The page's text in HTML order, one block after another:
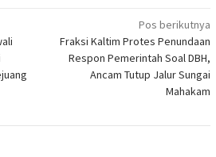
Pos berikutnya
Fraksi Kaltim Protes Penundaan
Respon Pemerintah Soal DBH,
Ancam Tutup Jalur Sungai
Mahakam